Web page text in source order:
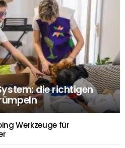
die richtigen
Werkzeuge für